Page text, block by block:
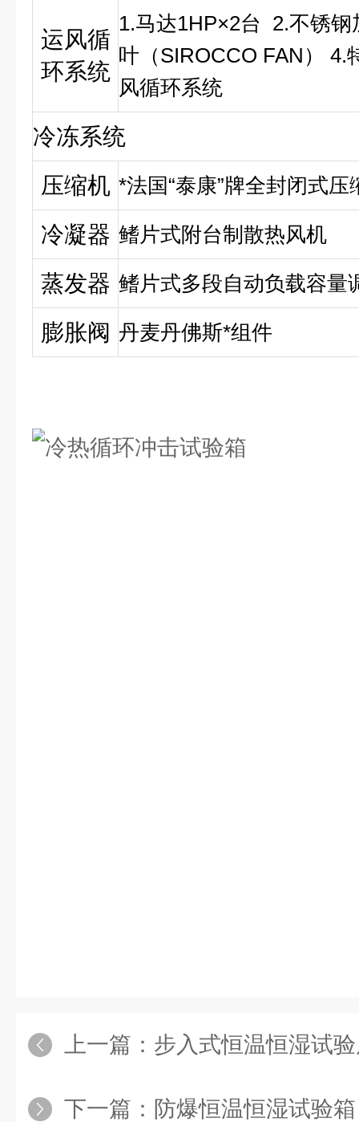
运风循
环系统
1.马达1HP×2台 2.不锈
叶（SIROCCO FAN） 4.
风循环系统
冷冻系统
压缩机 *法国“泰康”牌全封闭式压
冷凝器 鳍片式附台制散热风机
蒸发器 鳍片式多段自动负载容量
膨胀阀 丹麦丹佛斯*组件
上一篇： 步入式恒温恒湿试
下一篇： 防爆恒温恒湿试验箱